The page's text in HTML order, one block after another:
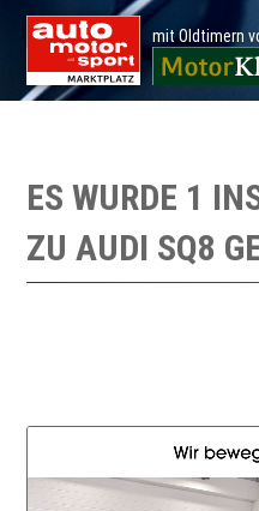
mit Oldtimern
ES WURDE 1
ZUAUDI SQ8